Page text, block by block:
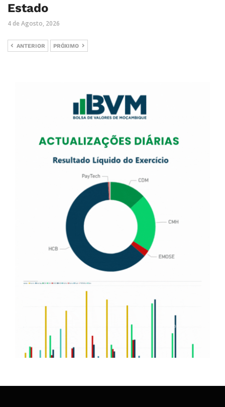
Estado
4 de Agosto, 2026
ANTERIOR PRÓXIMO